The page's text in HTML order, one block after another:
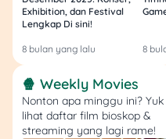
Baca Juga:
Kilat Legal atau
Ciri, Risiko, dan
Daftar Pinjaman
Online OJK 2025
Exhibition, dan Festival
Lengkap Di sini!
8 bulan yang lalu 8
🍿 Weekly Movies
Nonton apa minggu ini? Yuk
lihat daftar film bioskop &
streaming yang lagi rame!